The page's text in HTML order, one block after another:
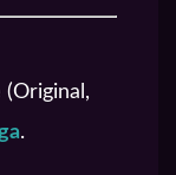
(Original,
.